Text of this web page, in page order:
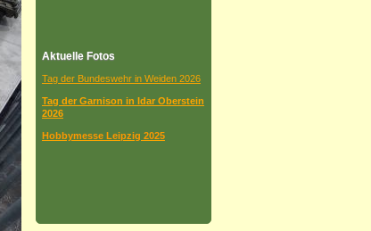
Aktuelle Fotos
Tag der Bundeswehr in Weiden 2026
Tag der Garnison in Idar Oberstein
2026
Hobbymesse Leipzig 2025